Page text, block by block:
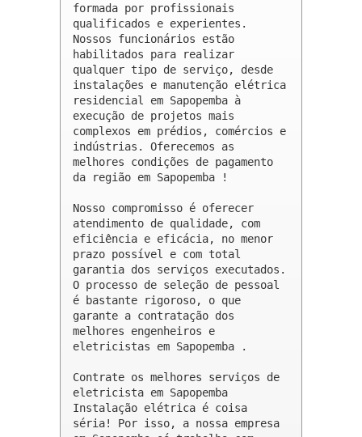
formada por profissionais
qualificados e experientes.
Nossos funcionários estão
habilitados para realizar
qualquer tipo de serviço, desde
instalações e manutenção elétrica
residencial em Sapopemba à
execução de projetos mais
complexos em prédios, comércios e
indústrias. Oferecemos as
melhores condições de pagamento
da região em Sapopemba !
Nosso compromisso é oferecer
atendimento de qualidade, com
eficiência e eficácia, no menor
prazo possível e com total
garantia dos serviços executados.
O processo de seleção de pessoal
é bastante rigoroso, o que
garante a contratação dos
melhores engenheiros e
eletricistas em Sapopemba .
Contrate os melhores serviços de
eletricista em Sapopemba
Instalação elétrica é coisa
séria! Por isso, a nossa empresa